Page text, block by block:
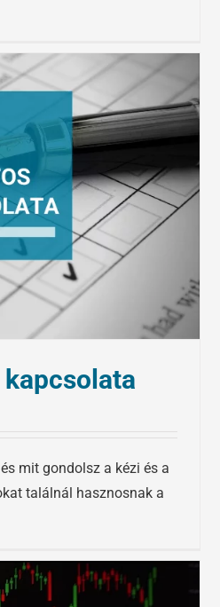
mit gondolsz a kézi és a
találnál hasznosnak a